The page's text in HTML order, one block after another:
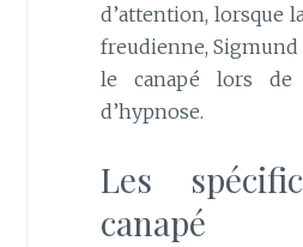
d’attention, lorsque
freudienne, Sigmund
le canapé lors de
d’hypnose.
Les
canapé